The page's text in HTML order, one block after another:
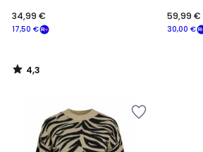
17,50 €
34,99 €
4,3
/
30,00 €
59,99 €